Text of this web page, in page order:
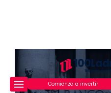
Comienza a invertir